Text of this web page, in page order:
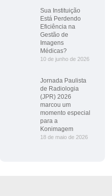
Sua Instituição
Está Perdendo
Eficiência na
Gestão de
Imagens
Médicas?
10 de junho de 2026
Jornada Paulista
de Radiologia
(JPR) 2026
marcou um
momento especial
para a
Konimagem
18 de maio de 2026